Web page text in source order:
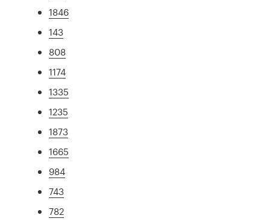
1846
143
808
1174
1335
1235
1873
1665
984
743
782